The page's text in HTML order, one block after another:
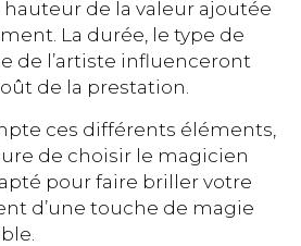
hauteur de la valeur ajoutée
La durée, le type de
de l’artiste influenceront
de la prestation.
ces différents éléments,
de choisir le magicien
pour faire briller votre
d’une touche de magie